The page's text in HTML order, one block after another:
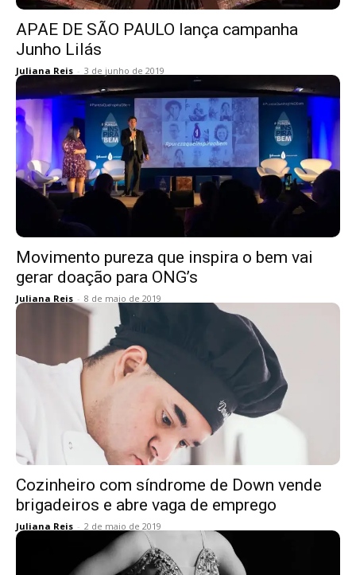
APAE DE SÃO PAULO lança campanha
Junho Lilás
Juliana Reis - 3 de junho de 2019
Movimento pureza que inspira o bem vai
gerar doação para ONG’s
Juliana Reis - 8 de maio de 2019
Cozinheiro com síndrome de Down vende
brigadeiros e abre vaga de emprego
Juliana Reis - 2 de maio de 2019